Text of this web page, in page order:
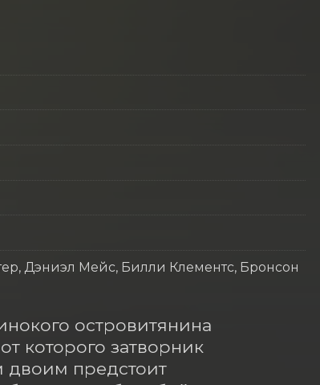
Дэниэл Мейс, Билли Клементс, Бронсон
островитянина
которого затворник
двоим предстоит